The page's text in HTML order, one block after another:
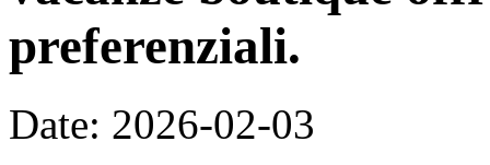
preferenziali.
Date: 2026-02-03